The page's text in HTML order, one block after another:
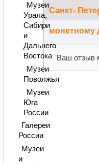
Санкт-
монетному
Ваш отзыв
Музеи
Урала,
Сибири
и
Дальнего
Востока
Музеи
Поволжья
Музеи
Юга
России
Галереи
России
Музеи
и